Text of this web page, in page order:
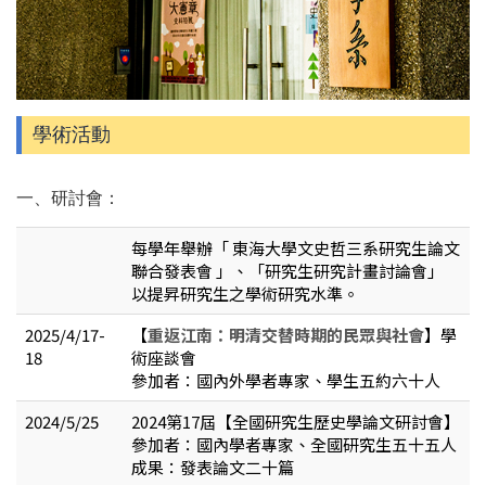
學術活動
一、研討會：
每學年舉辦 「 東海大學文史哲三系研究生論文
聯合發表會 」
、
「研究生研究計畫討論會」
以提昇研究生之學術研究水準。
2025/4/17-
18
【重返江南：明清交替時期的民眾與社會】學
術座談會
參加者：國內外學者專家、學生五約六十人
2024/5/25
2024第17屆【全國研究生歷史學論文研討會】
參加者：國內學者專家、全國研究生五十五人
成果：發表論文二十篇